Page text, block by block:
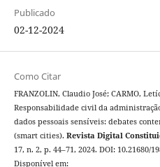
Publicado
02-12-2024
Como Citar
FRANZOLIN, Claudio José; CARMO,
Responsabilidade civil da
dados pessoais sensíveis: debates
(smart cities). Revista Digital
17, n. 2, p. 44–71, 2024. DOI: 10.21680/
Disponível em: